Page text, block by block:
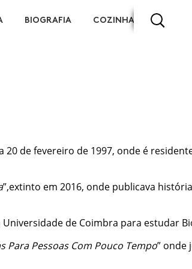
BIOGRAFIA COZINHA ARTES
20 de fevereiro de 1997, onde é
”,extinto em 2016, onde publicava
de Coimbra para estudar
Para Pessoas Com Pouco Tempo” onde